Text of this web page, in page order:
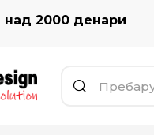
над 2000 денари